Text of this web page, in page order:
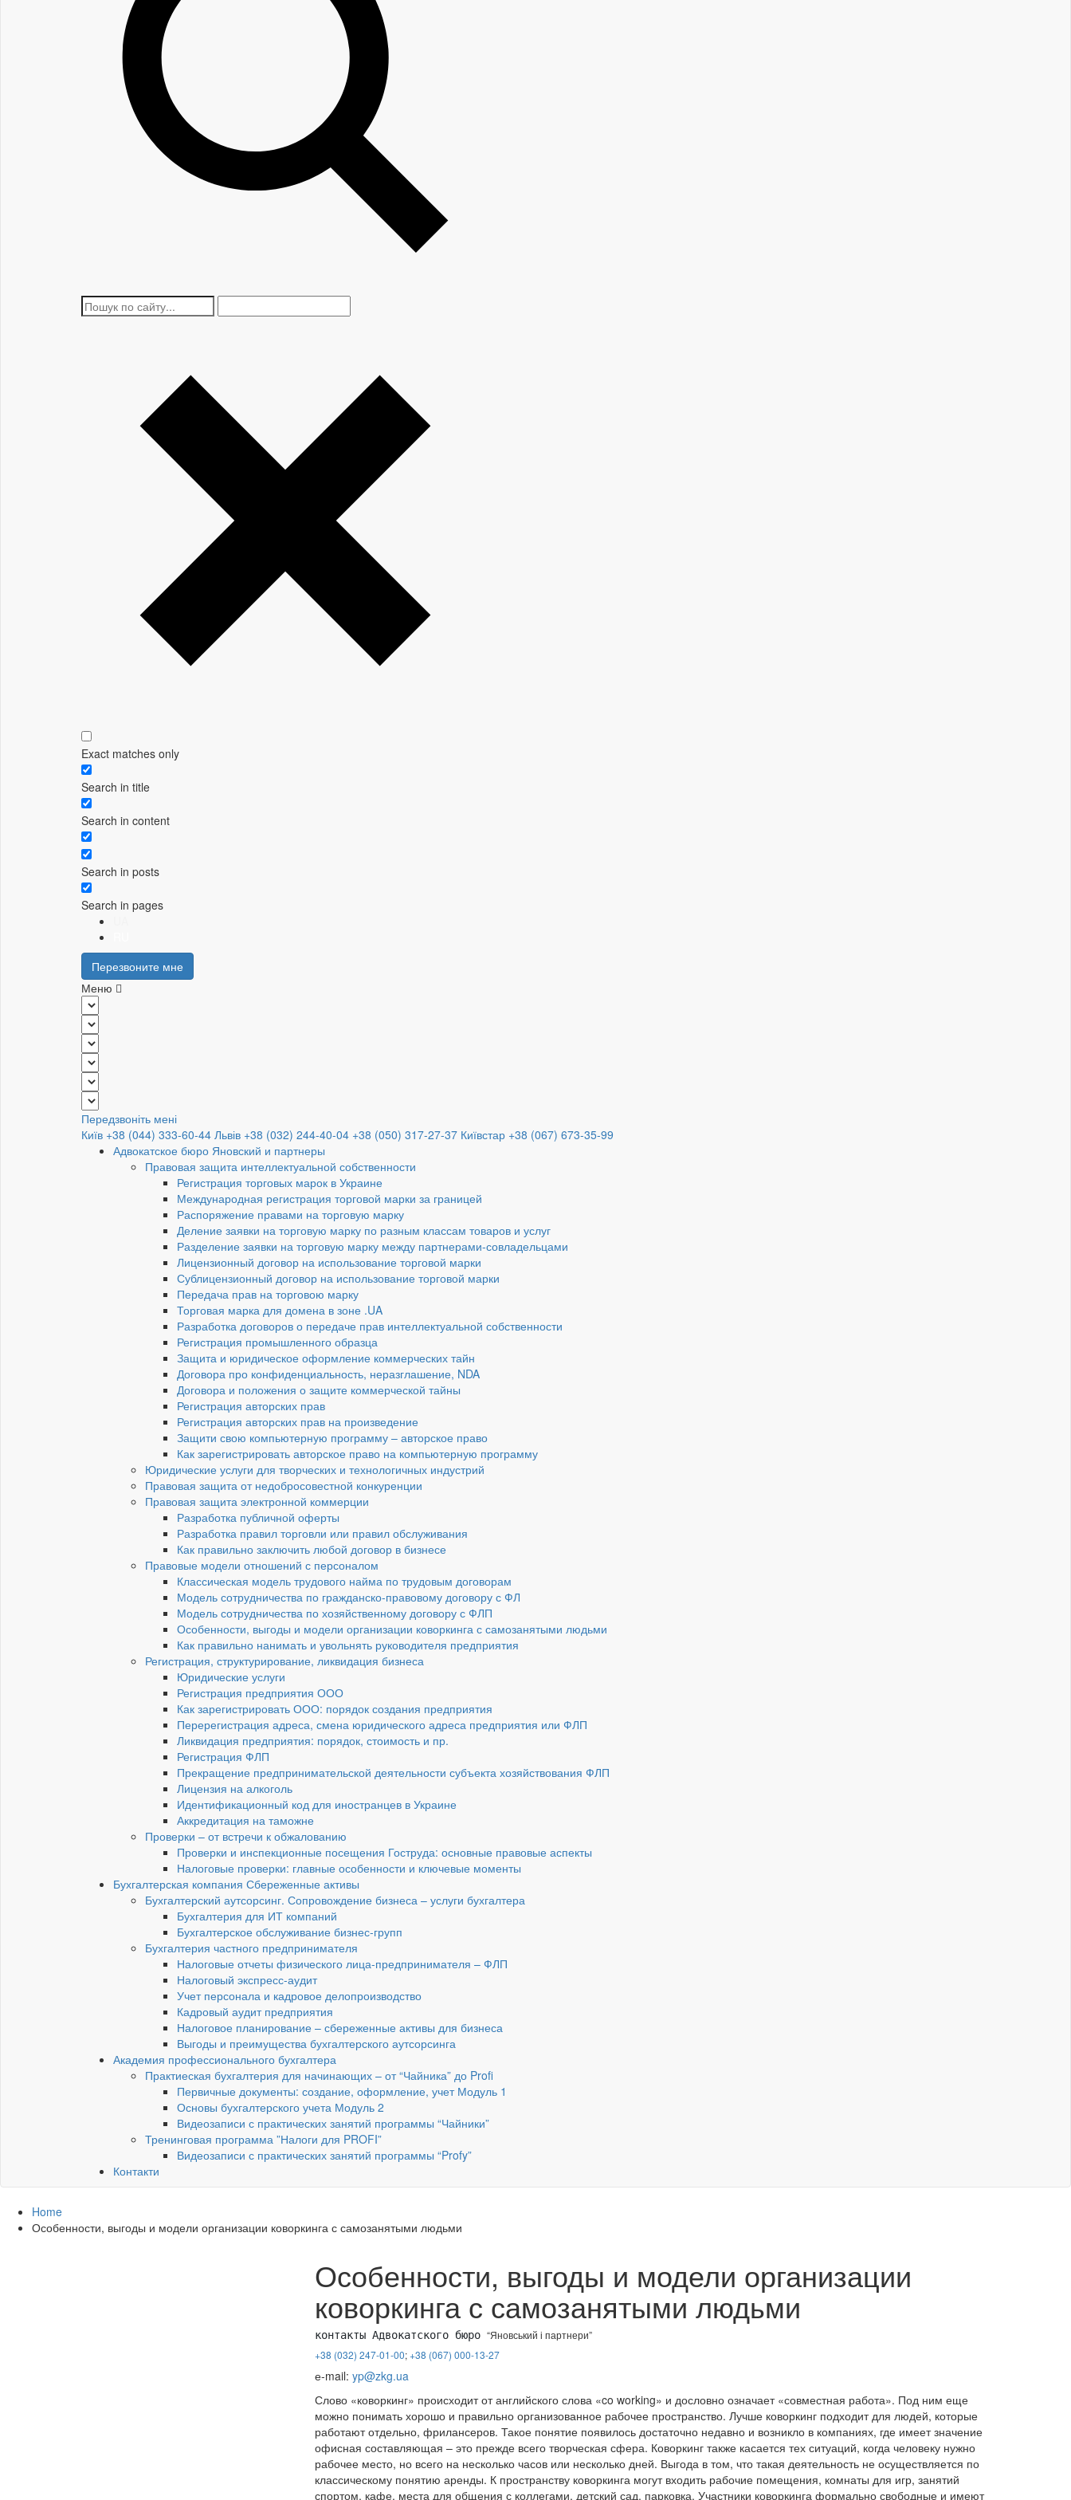
Exact matches only
Search in title
Search in content
Search in posts
Search in pages
Перезвоните мне
Меню
Передзвоніть мені
Київ +38 (044) 333-60-44 Львів +38 (032) 244-40-04 +38 (050) 317-27-37 Київстар +38 (067) 673-35-99
Адвокатское бюро Яновский и партнеры
Правовая защита интеллектуальной собственности
Регистрация торговых марок в Украине
Международная регистрация торговой марки за границей
Распоряжение правами на торговую марку
Деление заявки на торговую марку по разным классам товаров и услуг
Разделение заявки на торговую марку между партнерами-совладельцами
Лицензионный договор на использование торговой марки
Сублицензионный договор на использование торговой марки
Передача прав на торговою марку
Торговая марка для домена в зоне .UA
Разработка договоров о передаче прав интеллектуальной собственности
Регистрация промышленного образца
Защита и юридическое оформление коммерческих тайн
Договора про конфиденциальность, неразглашение, NDA
Договора и положения о защите коммерческой тайны
Регистрация авторских прав
Регистрация авторских прав на произведение
Защити свою компьютерную программу – авторское право
Как зарегистрировать авторское право на компьютерную программу
Юридические услуги для творческих и технологичных индустрий
Правовая защита от недобросовестной конкуренции
Правовая защита электронной коммерции
Разработка публичной оферты
Разработка правил торговли или правил обслуживания
Как правильно заключить любой договор в бизнесе
Правовые модели отношений с персоналом
Классическая модель трудового найма по трудовым договорам
Модель сотрудничества по гражданско-правовому договору с ФЛ
Модель сотрудничества по хозяйственному договору с ФЛП
Особенности, выгоды и модели организации коворкинга с самозанятыми людьми
Как правильно нанимать и увольнять руководителя предприятия
Регистрация, структурирование, ликвидация бизнеса
Юридические услуги
Регистрация предприятия ООО
Как зарегистрировать ООО: порядок создания предприятия
Перерегистрация адреса, смена юридического адреса предприятия или ФЛП
Ликвидация предприятия: порядок, стоимость и пр.
Регистрация ФЛП
Прекращение предпринимательской деятельности субъекта хозяйствования ФЛП
Лицензия на алкоголь
Идентификационный код для иностранцев в Украине
Аккредитация на таможне
Проверки – от встречи к обжалованию
Проверки и инспекционные посещения Гоструда: основные правовые аспекты
Налоговые проверки: главные особенности и ключевые моменты
Бухгалтерская компания Сбереженные активы
Бухгалтерский аутсорсинг. Сопровождение бизнеса – услуги бухгалтера
Бухгалтерия для ИТ компаний
Бухгалтерское обслуживание бизнес-групп
Бухгалтерия частного предпринимателя
Налоговые отчеты физического лица-предпринимателя – ФЛП
Налоговый экспресс-аудит
Учет персонала и кадровое делопроизводство
Кадровый аудит предприятия
Налоговое планирование – сбереженные активы для бизнеса
Выгоды и преимущества бухгалтерского аутсорсинга
Академия профессионального бухгалтера
Практиеская бухгалтерия для начинающих – от “Чайника” до Profi
Первичные документы: создание, оформление, учет Модуль 1
Основы бухгалтерского учета Модуль 2
Видеозаписи с практических занятий программы “Чайники”
Тренинговая программа ”Налоги для PROFI”
Видеозаписи с практических занятий программы “Profy”
Контакти
Home
Особенности, выгоды и модели организации коворкинга с самозанятыми людьми
Особенности, выгоды и модели организации
коворкинга с самозанятыми людьми
контакты Адвокатского бюро “Яновський і партнери”
+38 (032) 247-01-00;+38 (067) 000-13-27
е-mail: yp@zkg.ua
Слово «коворкинг» происходит от английского слова «co working» и дословно означает «совместная работа». Под ним еще
можно понимать хорошо и правильно организованное рабочее пространство. Лучше коворкинг подходит для людей, которые
работают отдельно, фрилансеров. Такое понятие появилось достаточно недавно и возникло в компаниях, где имеет значение
офисная составляющая – это прежде всего творческая сфера. Коворкинг также касается тех ситуаций, когда человеку нужно
рабочее место, но всего на несколько часов или несколько дней. Выгода в том, что такая деятельность не осуществляется по
классическому понятию аренды. К пространству коворкинга могут входить рабочие помещения, комнаты для игр, занятий
спортом, кафе, места для общения с коллегами, детский сад, парковка. Участники коворкинга формально свободные и имеют